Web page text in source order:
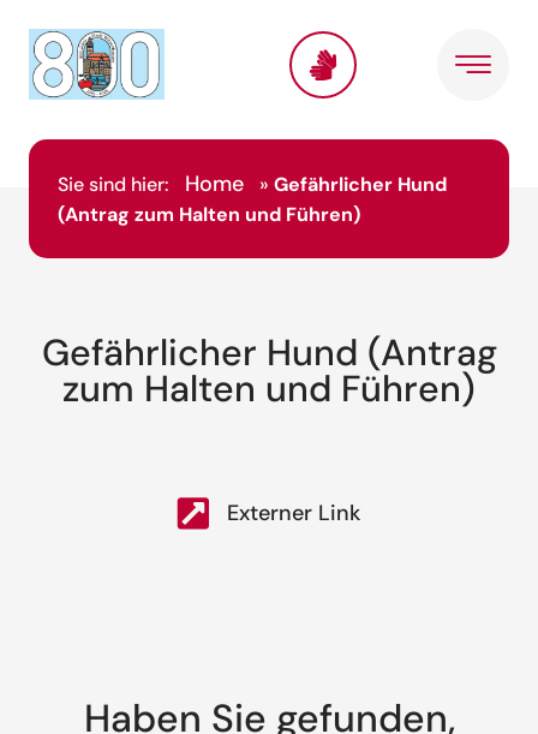
Sie sind hier: Home » Gefährlicher Hund
(Antrag zum Halten und Führen)
Gefährlicher Hund (Antrag
zum Halten und Führen)
Externer Link
Haben Sie gefunden,